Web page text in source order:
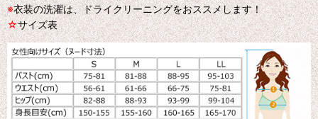
※衣装の洗濯は、ドライクリーニングをおススメします！
☆サイズ表